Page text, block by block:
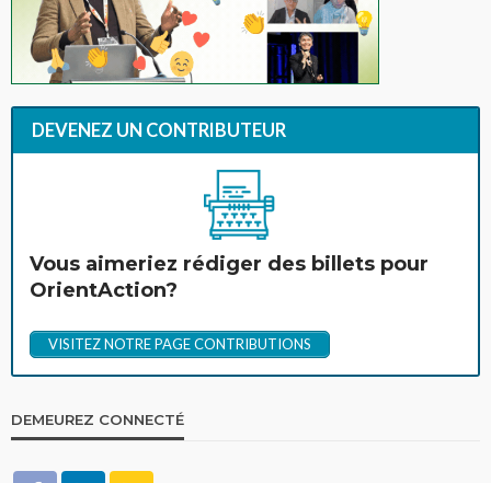
DEVENEZ UN CONTRIBUTEUR
Vous aimeriez rédiger des billets pour
OrientAction?
VISITEZ NOTRE PAGE CONTRIBUTIONS
DEMEUREZ CONNECTÉ